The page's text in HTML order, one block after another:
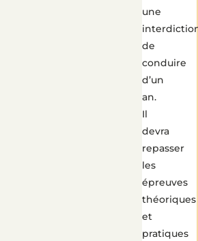
une
de
conduire
d’un
an.
Il
devra
repasser
les
épreuves
théoriques
et
pratiques